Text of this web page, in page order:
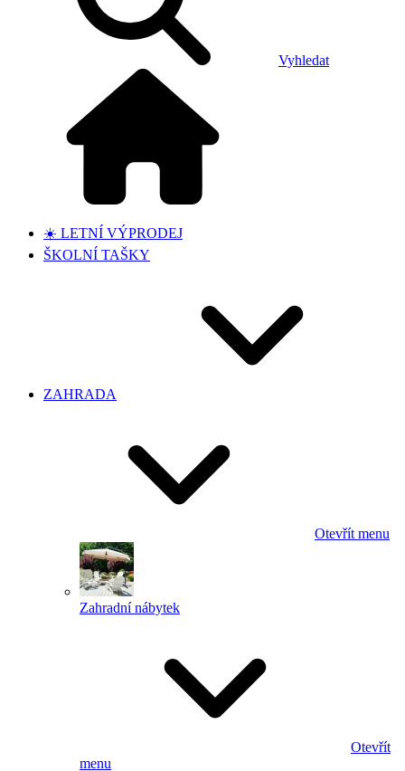
Vyhledat
☀️ LETNÍ VÝPRODEJ
ŠKOLNÍ TAŠKY
ZAHRADA
Otevřít menu
Zahradní nábytek
Otevřít
menu